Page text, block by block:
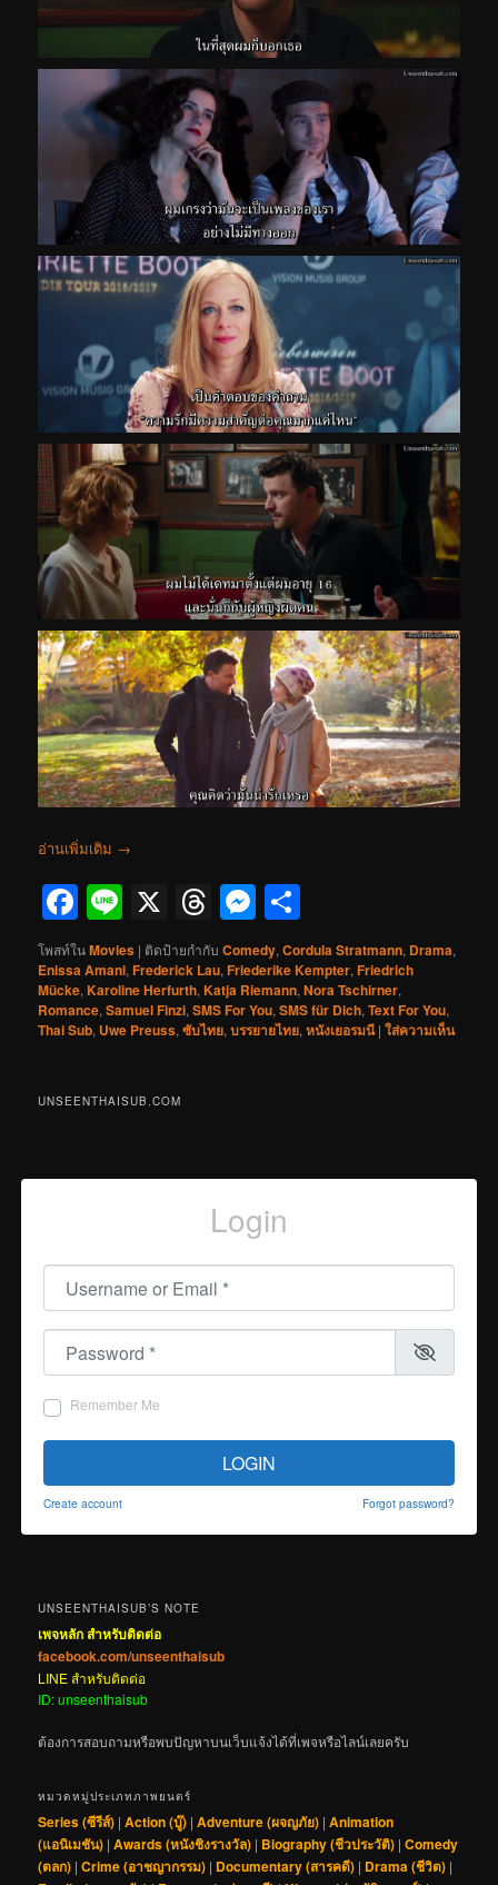
อ่านเพิ่มเติม →
Facebook
Line
X Threads
Messenger
โพสท์ในMovies | ติดป้ายกำกับ Comedy,Cordula Stratmann, Drama,
Enissa Amani,Frederick Lau,Friederike Kempter,Friedrich
Mücke,Karoline Herfurth,Katja Riemann,Nora Tschirner,
Romance,Samuel Finzi,SMS For You,SMS für Dich,Text For You,
Thai Sub, Uwe Preuss,ซับไทย,บรรยายไทย,หนังเยอรมนี |ใส่ความเห็น
UNSEENTHAISUB.COM
Login
Username or Email
Password
Remember Me
LOGIN
Create account Forgot password?
UNSEENTHAISUB’S NOTE
เพจหลัก สำหรับติดต่อ
facebook.com/unseenthaisub
LINE สำหรับติดต่อ
ID: unseenthaisub
ต้องการสอบถามหรือพบปัญหาบนเว็บแจ้งได้ที่เพจหรือไลน์เลยครับ
หมวดหมู่ประเภทภาพยนตร์
Series (ซีรีส์) |Action (บู๊) |Adventure (ผจญภัย) |Animation
(แอนิเมชัน) |Awards (หนังชิงรางวัล) | Biography (ชีวประวัติ) |Comedy
(ตลก) |Crime (อาชญากรรม) | Documentary (สารคดี) | Drama (ชีวิต) |